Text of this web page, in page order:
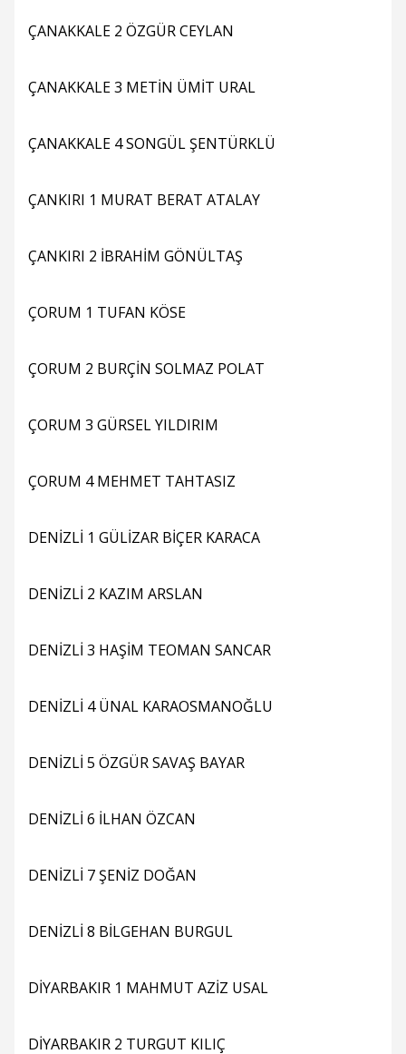
ÇANAKKALE 2 ÖZGÜR CEYLAN
ÇANAKKALE 3 METİN ÜMİT URAL
ÇANAKKALE 4 SONGÜL ŞENTÜRKLÜ
ÇANKIRI 1 MURAT BERAT ATALAY
ÇANKIRI 2 İBRAHİM GÖNÜLTAŞ
ÇORUM 1 TUFAN KÖSE
ÇORUM 2 BURÇİN SOLMAZ POLAT
ÇORUM 3 GÜRSEL YILDIRIM
ÇORUM 4 MEHMET TAHTASIZ
DENİZLİ 1 GÜLİZAR BİÇER KARACA
DENİZLİ 2 KAZIM ARSLAN
DENİZLİ 3 HAŞİM TEOMAN SANCAR
DENİZLİ 4 ÜNAL KARAOSMANOĞLU
DENİZLİ 5 ÖZGÜR SAVAŞ BAYAR
DENİZLİ 6 İLHAN ÖZCAN
DENİZLİ 7 ŞENİZ DOĞAN
DENİZLİ 8 BİLGEHAN BURGUL
DİYARBAKIR 1 MAHMUT AZİZ USAL
DİYARBAKIR 2 TURGUT KILIÇ